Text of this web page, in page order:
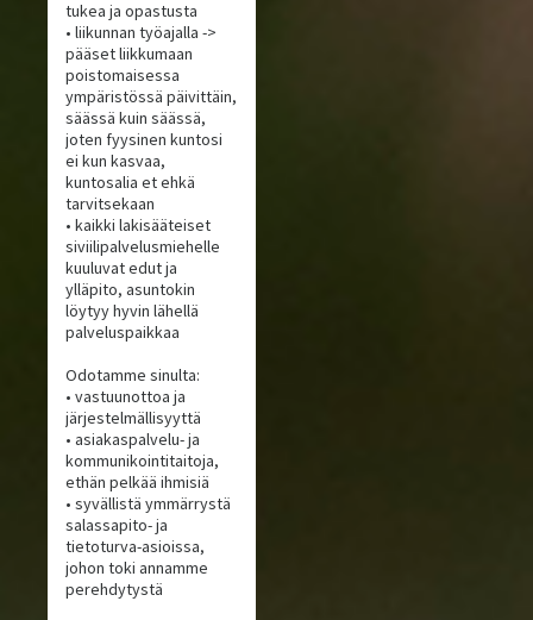
tukea ja opastusta
• liikunnan työajalla ->
pääset liikkumaan
poistomaisessa
ympäristössä päivittäin,
säässä kuin säässä,
joten fyysinen kuntosi
ei kun kasvaa,
kuntosalia et ehkä
tarvitsekaan
• kaikki lakisääteiset
siviilipalvelusmiehelle
kuuluvat edut ja
ylläpito, asuntokin
löytyy hyvin lähellä
palveluspaikkaa
Odotamme sinulta:
• vastuunottoa ja
järjestelmällisyyttä
• asiakaspalvelu- ja
kommunikointitaitoja,
ethän pelkää ihmisiä
• syvällistä ymmärrystä
salassapito- ja
tietoturva-asioissa,
johon toki annamme
perehdytystä